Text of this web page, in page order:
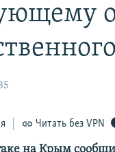
Читать без VPN